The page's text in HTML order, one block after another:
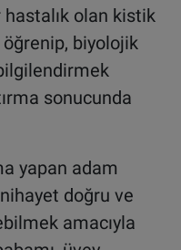
olan kistik
öğrenip, biyolojik
sonucunda
yapan adam
doğru ve
amacıyla